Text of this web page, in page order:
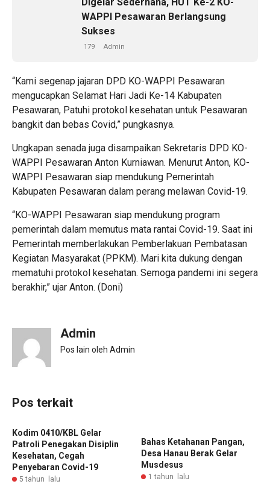
WAPPI Pesawaran Berlangsung
Sukses
179 Admin
“Kami segenap jajaran DPD KO-WAPPI Pesawaran
mengucapkan Selamat Hari Jadi Ke-14 Kabupaten
Pesawaran, Patuhi protokol kesehatan untuk Pesawaran
bangkit dan bebas Covid,” pungkasnya.
Ungkapan senada juga disampaikan Sekretaris DPD KO-
WAPPI Pesawaran Anton Kurniawan. Menurut Anton, KO-
WAPPI Pesawaran siap mendukung Pemerintah
Kabupaten Pesawaran dalam perang melawan Covid-19.
“KO-WAPPI Pesawaran siap mendukung program
pemerintah dalam memutus mata rantai Covid-19. Saat ini
Pemerintah memberlakukan Pemberlakuan Pembatasan
Kegiatan Masyarakat (PPKM). Mari kita dukung dengan
mematuhi protokol kesehatan. Semoga pandemi ini segera
berakhir,” ujar Anton. (Doni)
Admin
Pos lain oleh Admin
Pos terkait
Kodim 0410/KBL Gelar
Patroli Penegakan Disiplin
Kesehatan, Cegah
Penyebaran Covid-19
5 tahun lalu
‎Bahas Ketahanan Pangan,
Desa Hanau Berak Gelar
Musdesus
1 tahun lalu